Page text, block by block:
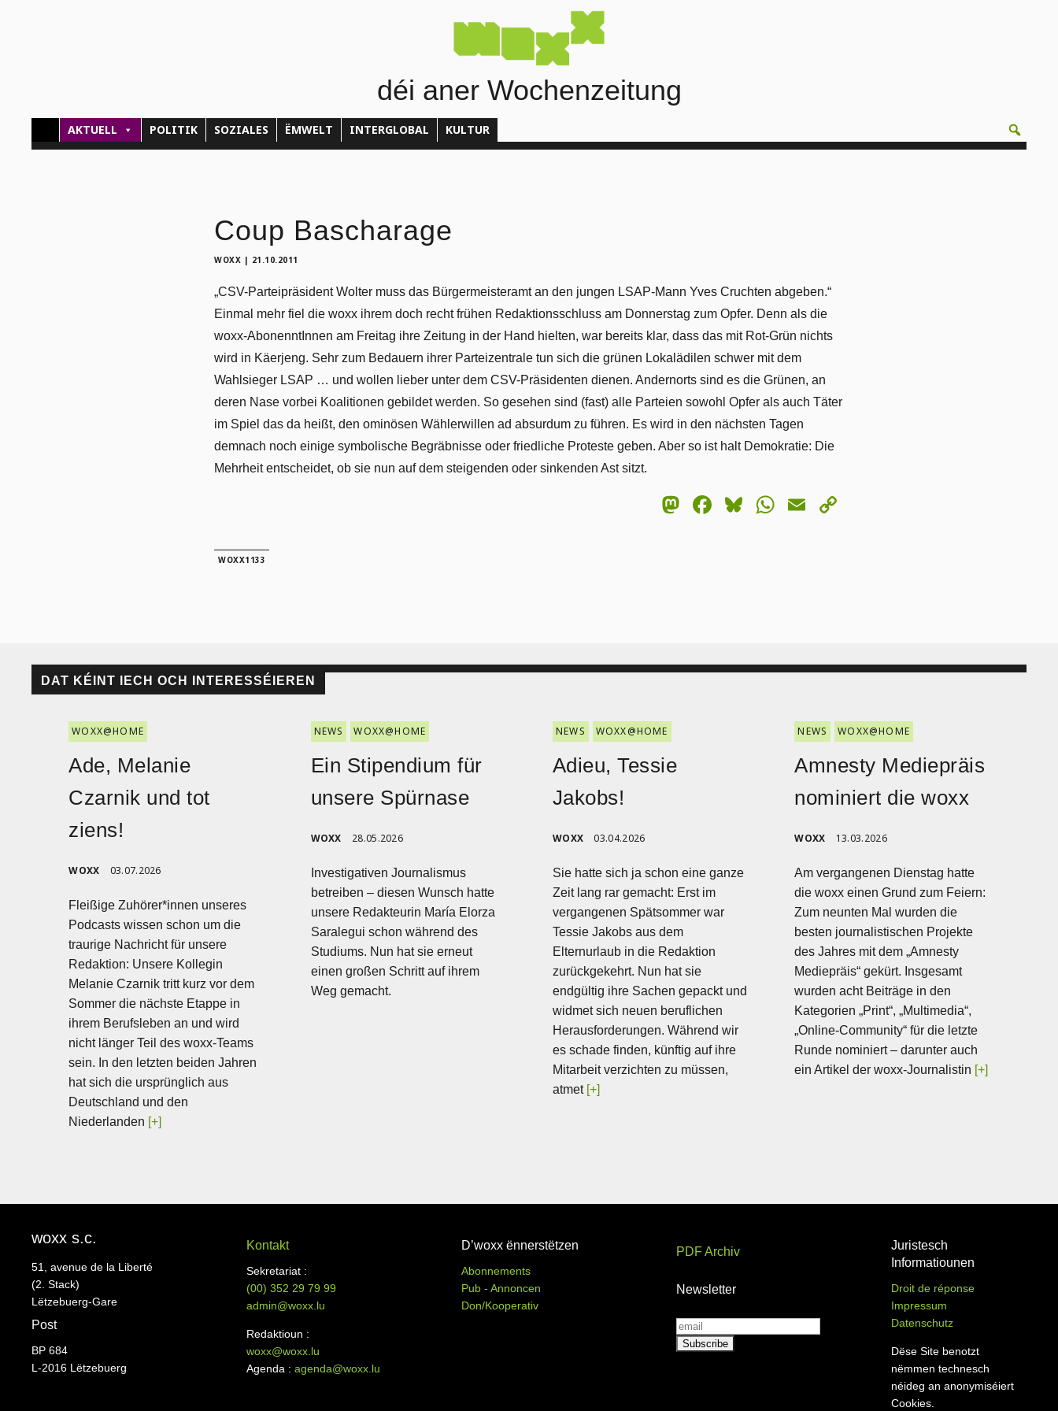
déi aner Wochenzeitung
AKTUELL POLITIK SOZIALES ËMWELT INTERGLOBAL KULTUR
Coup Bascharage
WOXX | 21.10.2011
„CSV-Parteipräsident Wolter muss das Bürgermeisteramt an den jungen LSAP-Mann Yves Cruchten abgeben.“
Einmal mehr fiel die woxx ihrem doch recht frühen Redaktionsschluss am Donnerstag zum Opfer. Denn als die
woxx-AbonenntInnen am Freitag ihre Zeitung in der Hand hielten, war bereits klar, dass das mit Rot-Grün nichts
wird in Käerjeng. Sehr zum Bedauern ihrer Parteizentrale tun sich die grünen Lokalädilen schwer mit dem
Wahlsieger LSAP … und wollen lieber unter dem CSV-Präsidenten dienen. Andernorts sind es die Grünen, an
deren Nase vorbei Koalitionen gebildet werden. So gesehen sind (fast) alle Parteien sowohl Opfer als auch Täter
im Spiel das da heißt, den ominösen Wählerwillen ad absurdum zu führen. Es wird in den nächsten Tagen
demnach noch einige symbolische Begräbnisse oder friedliche Proteste geben. Aber so ist halt Demokratie: Die
Mehrheit entscheidet, ob sie nun auf dem steigenden oder sinkenden Ast sitzt.
Mastodon
Facebook
Bluesky
WhatsApp
Email
WOXX1133
DAT KÉINT IECH OCH INTERESSÉIEREN
WOXX@HOME
Ade, Melanie
Czarnik und tot
ziens!
WOXX 03.07.2026
Fleißige Zuhörer*innen unseres
Podcasts wissen schon um die
traurige Nachricht für unsere
Redaktion: Unsere Kollegin
Melanie Czarnik tritt kurz vor dem
Sommer die nächste Etappe in
ihrem Berufsleben an und wird
nicht länger Teil des woxx-Teams
sein. In den letzten beiden Jahren
hat sich die ursprünglich aus
Deutschland und den
Niederlanden [+]
NEWS WOXX@HOME
Ein Stipendium für
unsere Spürnase
WOXX 28.05.2026
Investigativen Journalismus
betreiben – diesen Wunsch hatte
unsere Redakteurin María Elorza
Saralegui schon während des
Studiums. Nun hat sie erneut
einen großen Schritt auf ihrem
Weg gemacht.
NEWS WOXX@HOME
Adieu, Tessie
Jakobs!
WOXX 03.04.2026
Sie hatte sich ja schon eine ganze
Zeit lang rar gemacht: Erst im
vergangenen Spätsommer war
Tessie Jakobs aus dem
Elternurlaub in die Redaktion
zurückgekehrt. Nun hat sie
endgültig ihre Sachen gepackt und
widmet sich neuen beruflichen
Herausforderungen. Während wir
es schade finden, künftig auf ihre
Mitarbeit verzichten zu müssen,
atmet [+]
NEWS WOXX@HOME
Amnesty Mediepräis
nominiert die woxx
WOXX 13.03.2026
Am vergangenen Dienstag hatte
die woxx einen Grund zum Feiern:
Zum neunten Mal wurden die
besten journalistischen Projekte
des Jahres mit dem „Amnesty
Mediepräis“ gekürt. Insgesamt
wurden acht Beiträge in den
Kategorien „Print“, „Multimedia“,
„Online-Community“ für die letzte
Runde nominiert – darunter auch
ein Artikel der woxx-Journalistin [+]
woxx s.c.
51, avenue de la Liberté
(2. Stack)
Lëtzebuerg-Gare
Post
BP 684
L-2016 Lëtzebuerg
Kontakt
Sekretariat :
(00)352 29 79 99
admin@woxx.lu
Redaktioun :
woxx@woxx.lu
Agenda :agenda@woxx.lu
D’woxx ënnerstëtzen
Abonnements
Pub - Annoncen
Don/Kooperativ
PDF Archiv
Newsletter
Juristesch
Informatiounen
Droit de réponse
Impressum
Datenschutz
Dëse Site benotzt
nëmmen technesch
néideg an anonymiséiert
Cookies.